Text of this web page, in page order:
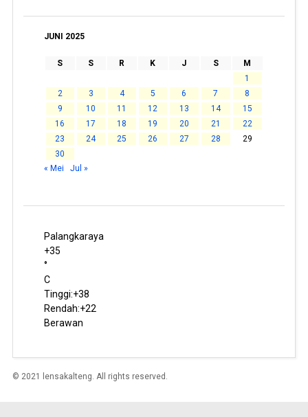
JUNI 2025
S S R K J S
M
1
2
3 4 5 6 7
8
9
10 11 12 13 14
15
16
17 18 19 20 21
22
23
24 25 26 27 28
29
30
« Mei
Jul »
Palangkaraya
+35
°
C
Tinggi:+38
Rendah:+22
Berawan
© 2021 lensakalteng. All rights reserved.